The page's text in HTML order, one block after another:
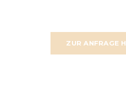
ZUR ANFRAGE